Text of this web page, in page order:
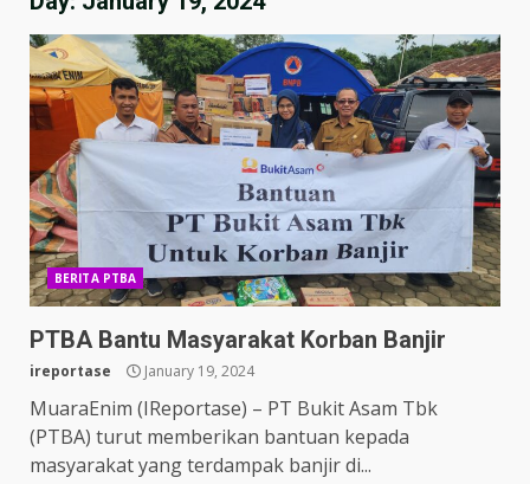
BERITA PTBA
PTBA Bantu Masyarakat Korban Banjir
ireportase January 19, 2024
MuaraEnim (IReportase) – PT Bukit Asam Tbk
(PTBA) turut memberikan bantuan kepada
masyarakat yang terdampak banjir di...